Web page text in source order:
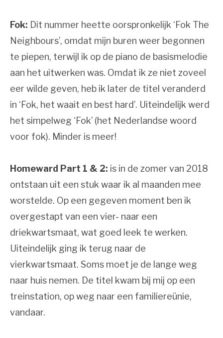
Fok: Dit nummer heette oorspronkelijk ‘Fok The
Neighbours’, omdat mijn buren weer begonnen
te piepen, terwijl ik op de piano de basismelodie
aan het uitwerken was. Omdat ik ze niet zoveel
eer wilde geven, heb ik later de titel veranderd
in ‘Fok, het waait en best hard’. Uiteindelijk werd
het simpelweg ‘Fok’ (het Nederlandse woord
voor fok). Minder is meer!
Homeward Part 1 & 2: is in de zomer van 2018
ontstaan uit een stuk waar ik al maanden mee
worstelde. Op een gegeven moment ben ik
overgestapt van een vier- naar een
driekwartsmaat, wat goed leek te werken.
Uiteindelijk ging ik terug naar de
vierkwartsmaat. Soms moet je de lange weg
naar huis nemen. De titel kwam bij mij op een
treinstation, op weg naar een familiereünie,
vandaar.